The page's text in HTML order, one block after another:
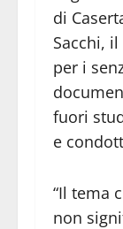
di
Sacchi,
per i
fuori
e
“Il tema
non